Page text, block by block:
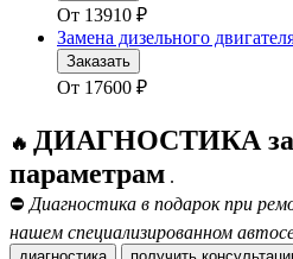
От 13910 ₽
Замена дизельного
Заказать
От 17600 ₽
🔥 ДИАГНОСТИКА за
параметрам .
⛔ Диагностика в подарок при
нашем специализированном